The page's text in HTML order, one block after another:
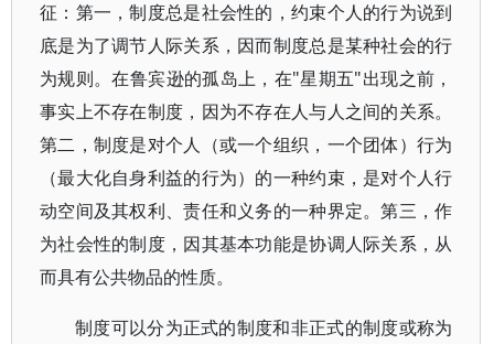
征：第一，制度总是社会性的，约束个人的行为说到
底是为了调节人际关系，因而制度总是某种社会的行
为规则。在鲁宾逊的孤岛上，在"星期五"出现之前，
事实上不存在制度，因为不存在人与人之间的关系。
第二，制度是对个人（或一个组织，一个团体）行为
（最大化自身利益的行为）的一种约束，是对个人行
动空间及其权利、责任和义务的一种界定。第三，作
为社会性的制度，因其基本功能是协调人际关系，从
而具有公共物品的性质。
制度可以分为正式的制度和非正式的制度或称为